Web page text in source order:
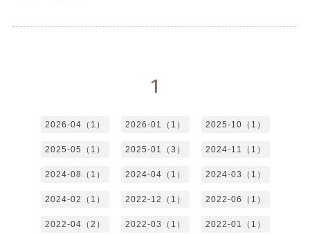
1
2026-04（1） 2026-01（1） 2025-10（1）
2025-05（1） 2025-01（3） 2024-11（1）
2024-08（1） 2024-04（1） 2024-03（1）
2024-02（1） 2022-12（1） 2022-06（1）
2022-04（2） 2022-03（1） 2022-01（1）